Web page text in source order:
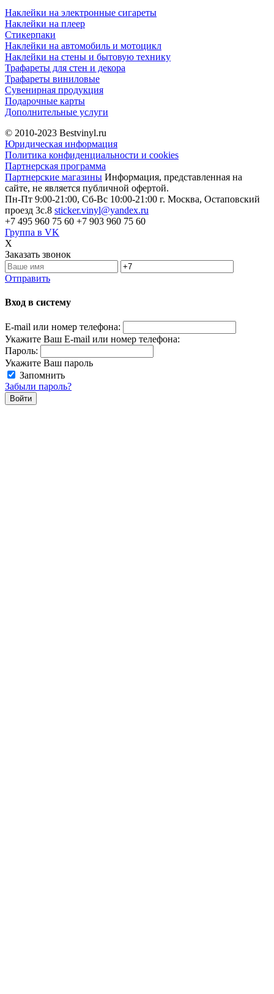
Наклейки на электронные сигареты
Наклейки на плеер
Стикерпаки
Наклейки на автомобиль и мотоцикл
Наклейки на стены и бытовую технику
Трафареты для стен и декора
Трафареты виниловые
Сувенирная продукция
Подарочные карты
Дополнительные услуги
© 2010-2023 Bestvinyl.ru
Юридическая информация
Политика конфиденциальности и cookies
Партнерская программа
Партнерские магазины Информация, представленная на
сайте, не является публичной офертой.
Пн-Пт 9:00-21:00, Сб-Вс 10:00-21:00 г. Москва, Остаповский
проезд 3с.8 sticker.vinyl@yandex.ru
+7 495 960 75 60 +7 903 960 75 60
Группа в VK
X
Заказать звонок
Отправить
Вход в систему
E-mail или номер телефона:
Укажите Ваш E-mail или номер телефона:
Пароль:
Укажите Ваш пароль
Запомнить
Забыли пароль?